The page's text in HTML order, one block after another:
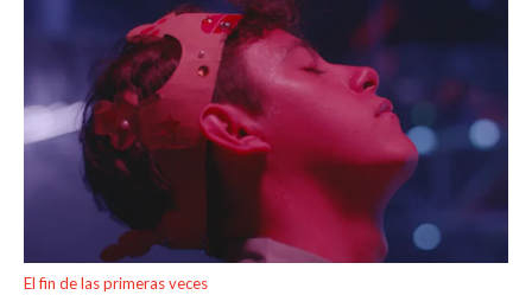
El fin de las primeras veces